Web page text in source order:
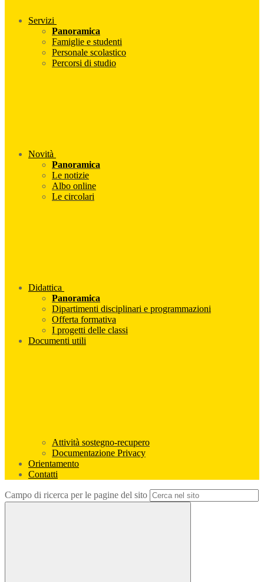
Servizi
Panoramica
Famiglie e studenti
Personale scolastico
Percorsi di studio
Novità
Panoramica
Le notizie
Albo online
Le circolari
Didattica
Panoramica
Dipartimenti disciplinari e programmazioni
Offerta formativa
I progetti delle classi
Documenti utili
Attività sostegno-recupero
Documentazione Privacy
Orientamento
Contatti
Campo di ricerca per le pagine del sito